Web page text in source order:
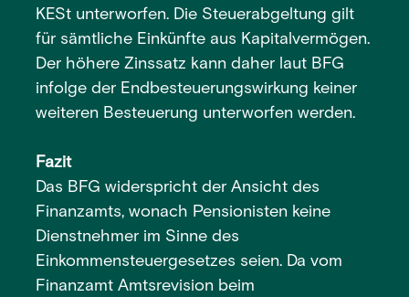
KESt unterworfen. Die Steuerabgeltung gilt
für sämtliche Einkünfte aus Kapitalvermögen.
Der höhere Zinssatz kann daher laut BFG
infolge der Endbesteuerungswirkung keiner
weiteren Besteuerung unterworfen werden.
Fazit
Das BFG widerspricht der Ansicht des
Finanzamts, wonach Pensionisten keine
Dienstnehmer im Sinne des
Einkommensteuergesetzes seien. Da vom
Finanzamt Amtsrevision beim